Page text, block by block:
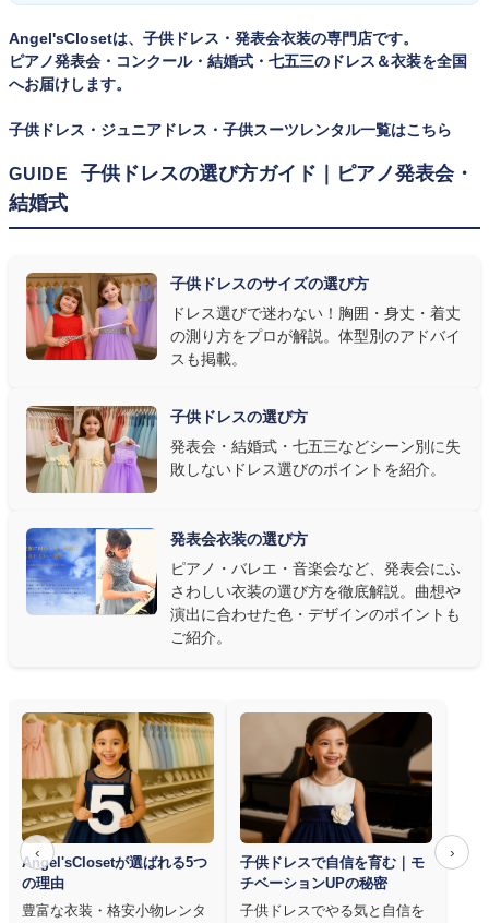
何よりお子様を輝かせます。レンタルなら、その時のジャストサイ
ズを遠慮なく選べるのが最大のメリット。胸囲・身丈の正しい測り
② 舞台で映える色・楽器に合うデザインを選ぶ
発表会の舞台は照明が強く、客席からは意外と色味が飛んで見え
ます。ネイビー・ブラック・深みのあるジュエルカラーはホールの照
す。またピアノ演奏なら落ち着いたシックなトーン、バイオリンやソ
ロ演奏なら華やかで視線を集めるデザイン、合唱やアンサンブル
なら衣装同士が調和するクラシカルな色合い、と演目に合わせた
③ 演奏の動きを妨げない設計か確認する
発表会ドレス選びで見落とされがちなのが"動きやすさ"です。ピ
アノならペダル操作を妨げない丈感、バイオリンなら弓を動かす
右腕のゆとり、管楽器なら胸元の締め付けがないこと——演奏の
質は衣装で変わります。Angel's Closetのレンタル衣装は、元ピ
アノ教師の店長が発表会・コンクールでのご使用を前提に厳選し
た商品
を多数ご用意しています。
Angel'sClosetは、子供ドレス・発表会衣装の専門店です。
ピアノ発表会・コンクール・結婚式・七五三のドレス＆衣装を全国
へお届けします。
子供ドレス・ジュニアドレス・子供スーツレンタル一覧はこちら
GUIDE
子供ドレスの選び方ガイド｜ピアノ発表会・
結婚式
子供ドレスのサイズの選び方
ドレス選びで迷わない！胸囲・身丈・着丈
の測り方をプロが解説。体型別のアドバイ
スも掲載。
子供ドレスの選び方
発表会・結婚式・七五三などシーン別に失
敗しないドレス選びのポイントを紹介。
発表会衣装の選び方
ピアノ・バレエ・音楽会など、発表会にふ
さわしい衣装の選び方を徹底解説。曲想や
演出に合わせた色・デザインのポイントも
ご紹介。
‹ ›
Angel'sClosetが選ばれる5つ
の理由
豊富な衣装・格安小物レンタ
子供ドレスで自信を育む｜モ
チベーションUPの秘密
子供ドレスでやる気と自信を